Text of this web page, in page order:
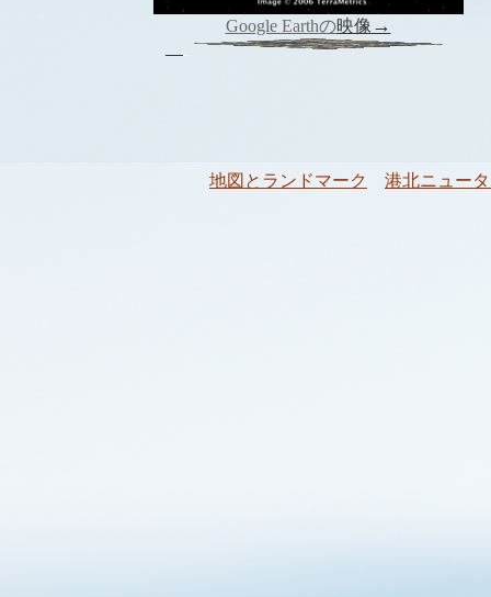
Google Earthの映像 →
地図とランドマーク 港北ニュー